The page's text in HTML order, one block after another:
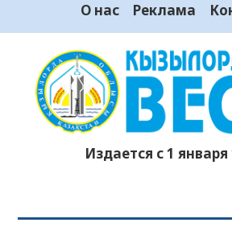
О нас Реклама
Издается с 1 января